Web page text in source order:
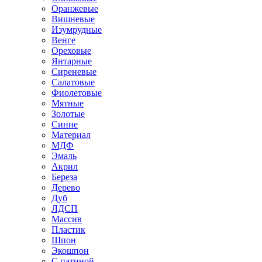
Оранжевые
Вишневые
Изумрудные
Венге
Ореховые
Янтарные
Сиреневые
Салатовые
Фиолетовые
Мятные
Золотые
Синие
Материал
МДФ
Эмаль
Акрил
Береза
Дерево
Дуб
ЛДСП
Массив
Пластик
Шпон
Экошпон